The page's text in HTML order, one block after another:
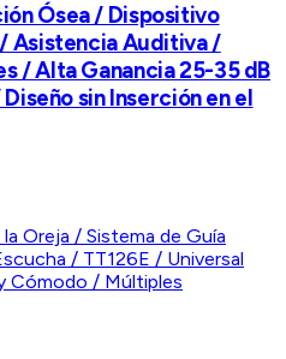
Ósea / Dispositivo
Asistencia Auditiva /
/ Alta Ganancia 25-35 dB
sin Inserción en el